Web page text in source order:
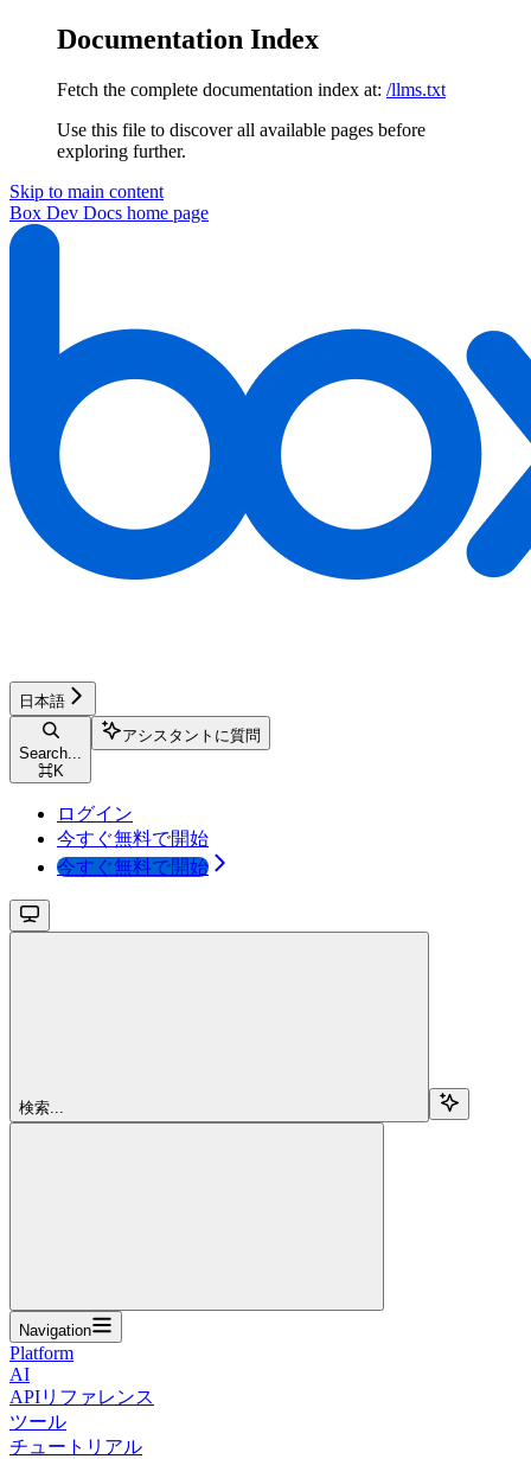
Documentation Index
Fetch the complete documentation index at: /llms.txt
Use this file to discover all available pages before
exploring further.
Skip to main content
Box Dev Docs home page
日本語
Search...
⌘K
アシスタントに質問
ログイン
今すぐ無料で開始
今すぐ無料で開始
検索...
Navigation
Platform
AI
APIリファレンス
ツール
チュートリアル